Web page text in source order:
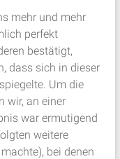
mehr und mehr
perfekt
bestätigt,
dass sich in dieser
Um die
wir, an einer
war ermutigend
weitere
bei denen